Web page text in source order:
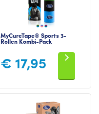
MyCureTape® Sports 3-
Rollen Kombi-Pack
€ 17,95